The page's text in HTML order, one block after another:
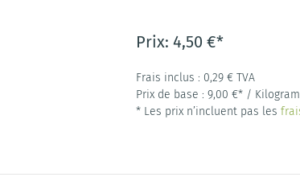
Prix: 4,50 €*
Frais inclus : 0,29 € TVA
Prix de base : 9,00 €* /
* Les prix n’incluent pas les